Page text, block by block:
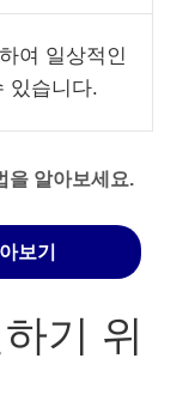
여 일상적인
있습니다.
알아보세요.
보기
기 위